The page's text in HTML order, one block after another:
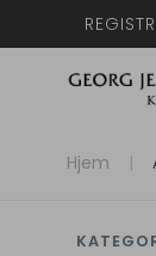
Hjem